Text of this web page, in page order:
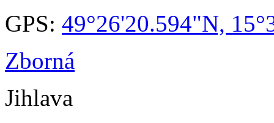
GPS: 49°26'20.594"N,
Zborná
Jihlava